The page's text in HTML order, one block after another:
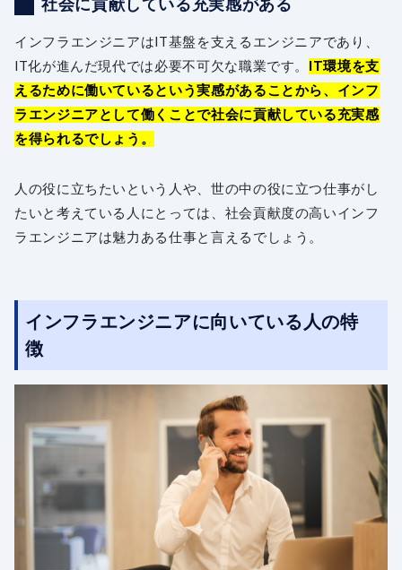
社会に貢献している充実感がある
インフラエンジニアはIT基盤を支えるエンジニアであり、
IT化が進んだ現代では必要不可欠な職業です。 IT環境を支
えるために働いているという実感があることから、インフ
ラエンジニアとして働くことで社会に貢献している充実感
を得られるでしょう。
人の役に立ちたいという人や、世の中の役に立つ仕事がし
たいと考えている人にとっては、社会貢献度の高いインフ
ラエンジニアは魅力ある仕事と言えるでしょう。
インフラエンジニアに向いている人の特
徴